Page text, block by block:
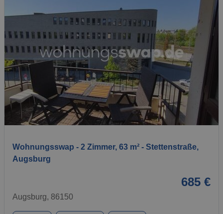
1 / 11
Wohnungsswap - 2 Zimmer, 63 m² - Stettenstraße,
Augsburg
685 €
Augsburg, 86150